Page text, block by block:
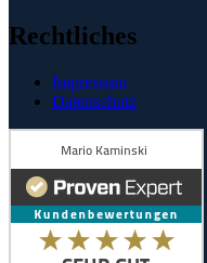
Rechtliches
Impressum
Datenschutz